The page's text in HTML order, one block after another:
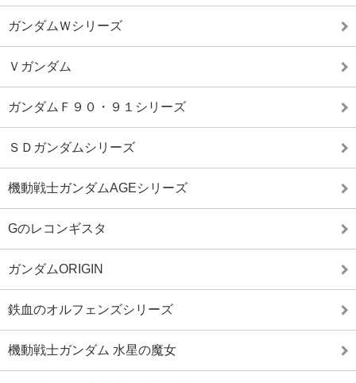
ガンダムＷシリーズ
Ｖガンダム
ガンダムＦ９０・９１シリーズ
ＳＤガンダムシリーズ
機動戦士ガンダムAGEシリーズ
Gのレコンギスタ
ガンダムORIGIN
鉄血のオルフェンズシリーズ
機動戦士ガンダム 水星の魔女